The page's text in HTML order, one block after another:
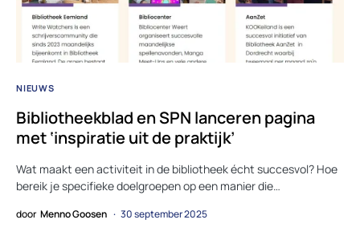
NIEUWS
Bibliotheekblad en SPN lanceren pagina
met ‘inspiratie uit de praktijk’
Wat maakt een activiteit in de bibliotheek écht succesvol? Hoe
bereik je specifieke doelgroepen op een manier die…
door Menno Goosen 30 september 2025